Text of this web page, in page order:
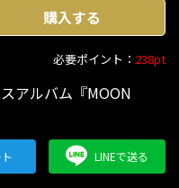
購入する
必要ポイント： 238pt
アルバム『MOON
LINEで送る